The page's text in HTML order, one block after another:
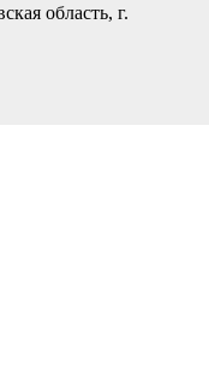
область, г.